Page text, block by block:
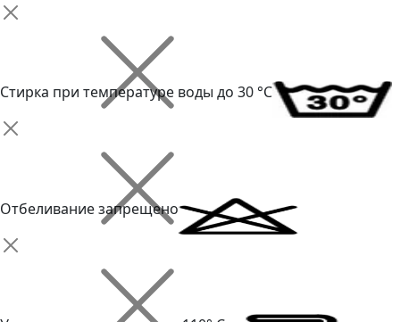
Стирка при температуре воды до 30 °C
Отбеливание запрещено